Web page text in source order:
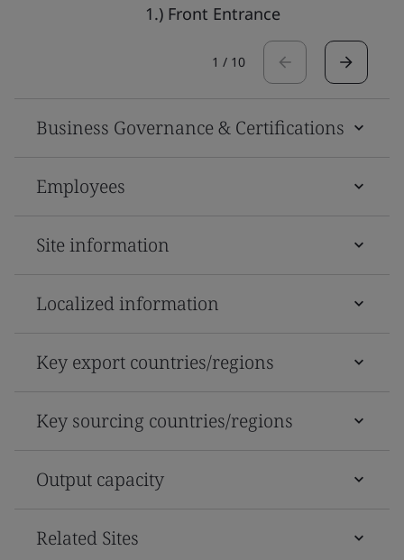
1.) Front Entrance
1 / 10
Business Governance & Certifications
Employees
Site information
Localized information
Key export countries/regions
Key sourcing countries/regions
Output capacity
Related Sites